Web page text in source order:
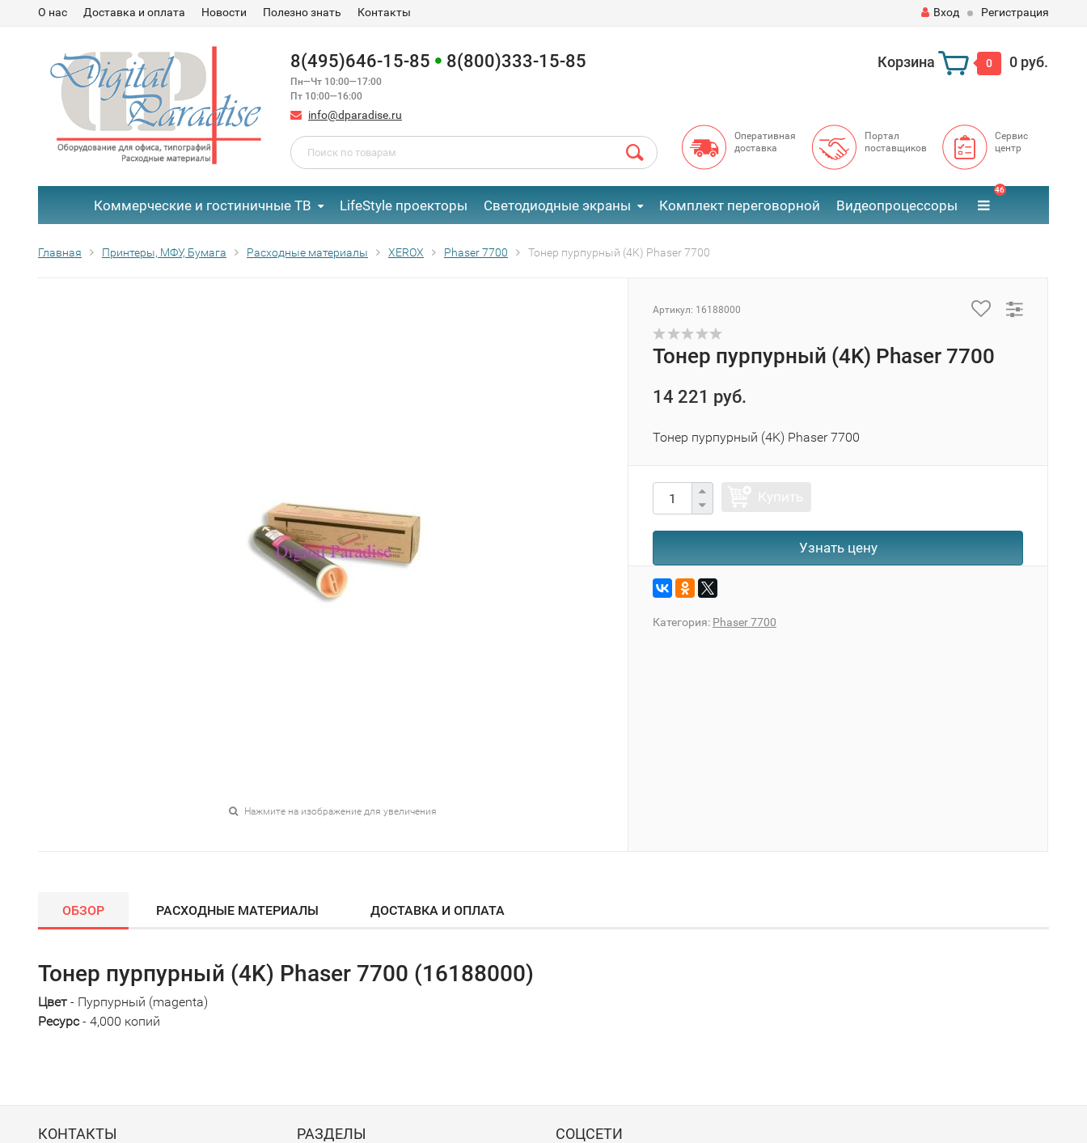
О нас Доставка и оплата Новости Полезно знать Контакты Вход Регистрация
8(495)646-15-85 8(800)333-15-85
Пн—Чт 10:00—17:00
Пт 10:00—16:00
info@dparadise.ru
Корзина 0 0 руб.
Оперативная
доставка
Портал
поставщиков
Сервис
центр
Коммерческие и гостиничные ТВ LifeStyle проекторы Светодиодные экраны Комплект переговорной Видеопроцессоры
46
Главная Принтеры, МФУ, Бумага Расходные материалы XEROX Phaser 7700 Тонер пурпурный (4K) Phaser 7700
Нажмите на изображение для увеличения
Артикул: 16188000
Тонер пурпурный (4K) Phaser 7700
14 221 руб.
Тонер пурпурный (4K) Phaser 7700
Узнать цену
Категория: Phaser 7700
ОБЗОР РАСХОДНЫЕ МАТЕРИАЛЫ ДОСТАВКА И ОПЛАТА
Тонер пурпурный (4K) Phaser 7700 (16188000)
Цвет - Пурпурный (magenta)
Ресурс- 4,000 копий
КОНТАКТЫ РАЗДЕЛЫ СОЦСЕТИ